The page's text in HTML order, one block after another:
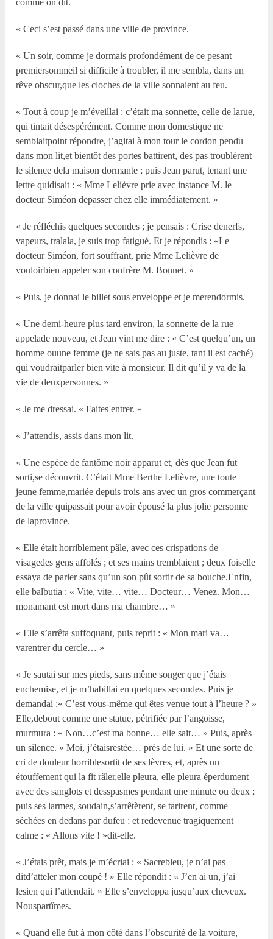
comme on dit.
« Ceci s’est passé dans une ville de province.
« Un soir, comme je dormais profondément de ce pesant
premiersommeil si difficile à troubler, il me sembla, dans un
rêve obscur,que les cloches de la ville sonnaient au feu.
« Tout à coup je m’éveillai : c’était ma sonnette, celle de larue,
qui tintait désespérément. Comme mon domestique ne
semblaitpoint répondre, j’agitai à mon tour le cordon pendu
dans mon lit,et bientôt des portes battirent, des pas troublèrent
le silence dela maison dormante ; puis Jean parut, tenant une
lettre quidisait : « Mme Lelièvre prie avec instance M. le
docteur Siméon depasser chez elle immédiatement. »
« Je réfléchis quelques secondes ; je pensais : Crise denerfs,
vapeurs, tralala, je suis trop fatigué. Et je répondis : «Le
docteur Siméon, fort souffrant, prie Mme Lelièvre de
vouloirbien appeler son confrère M. Bonnet. »
« Puis, je donnai le billet sous enveloppe et je merendormis.
« Une demi-heure plus tard environ, la sonnette de la rue
appelade nouveau, et Jean vint me dire : « C’est quelqu’un, un
homme ouune femme (je ne sais pas au juste, tant il est caché)
qui voudraitparler bien vite à monsieur. Il dit qu’il y va de la
vie de deuxpersonnes. »
« Je me dressai. « Faites entrer. »
« J’attendis, assis dans mon lit.
« Une espèce de fantôme noir apparut et, dès que Jean fut
sorti,se découvrit. C’était Mme Berthe Lelièvre, une toute
jeune femme,mariée depuis trois ans avec un gros commerçant
de la ville quipassait pour avoir épousé la plus jolie personne
de laprovince.
« Elle était horriblement pâle, avec ces crispations de
visagedes gens affolés ; et ses mains tremblaient ; deux foiselle
essaya de parler sans qu’un son pût sortir de sa bouche.Enfin,
elle balbutia : « Vite, vite… vite… Docteur… Venez. Mon…
monamant est mort dans ma chambre… »
« Elle s’arrêta suffoquant, puis reprit : « Mon mari va…
varentrer du cercle… »
« Je sautai sur mes pieds, sans même songer que j’étais
enchemise, et je m’habillai en quelques secondes. Puis je
demandai :« C’est vous-même qui êtes venue tout à l’heure ? »
Elle,debout comme une statue, pétrifiée par l’angoisse,
murmura : « Non…c’est ma bonne… elle sait… » Puis, après
un silence. « Moi, j’étaisrestée… près de lui. » Et une sorte de
cri de douleur horriblesortit de ses lèvres, et, après un
étouffement qui la fit râler,elle pleura, elle pleura éperdument
avec des sanglots et desspasmes pendant une minute ou deux ;
puis ses larmes, soudain,s’arrêtèrent, se tarirent, comme
séchées en dedans par dufeu ; et redevenue tragiquement
calme : « Allons vite ! »dit-elle.
« J’étais prêt, mais je m’écriai : « Sacrebleu, je n’ai pas
ditd’atteler mon coupé ! » Elle répondit : « J’en ai un, j’ai
lesien qui l’attendait. » Elle s’enveloppa jusqu’aux cheveux.
Nouspartîmes.
« Quand elle fut à mon côté dans l’obscurité de la voiture,